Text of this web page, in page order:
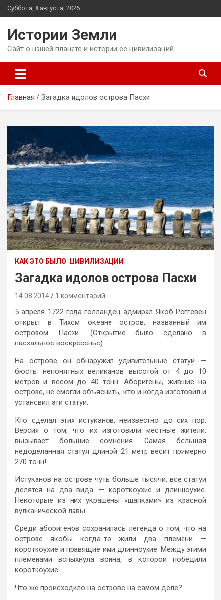
Перейти
к
Суббота, 8 августа, 2026
Истории Земли
Сайт о нашей планете и истории её цивилизаций
Главная Загадка идолов острова Пасхи
КАК ЭТО БЫЛО ЦИВИЛИЗАЦИИ
Загадка идолов острова Пасхи
14.08.2014 1 комментарий
5 апреля 1722 года голландец адмирал Якоб Роггевен
открыл в Тихом океане остров, названный им
островом Пасхи. (Открытие было сделано в
пасхальное воскресенье).
На острове он обнаружил удивительные статуи —
бюсты непонятных великанов высотой от 4 до 10
метров и весом до 40 тонн. Аборигены, жившие на
острове, не смогли объяснить, кто и когда изготовил и
установил эти статуи.
Кто сделал этих истуканов, неизвестно до сих пор.
Версия о том, что их изготовили местные жители,
вызывает большие сомнения. Самая большая
недоделанная статуя длиной 21 метр весит примерно
270 тонн!
Истуканов на острове чуть больше тысячи, все статуи
делятся на два вида — короткоухие и длинноухие.
Некоторые из них украшены «шапками» из красной
вулканической лавы.
Среди аборигенов сохранилась легенда о том, что на
острове якобы когда-то жили два племени —
короткоухие и правящие ими длинноухие. Между этими
племенами вспыхнула война, в которой победили
короткоухие.
Что же происходило на острове на самом деле?